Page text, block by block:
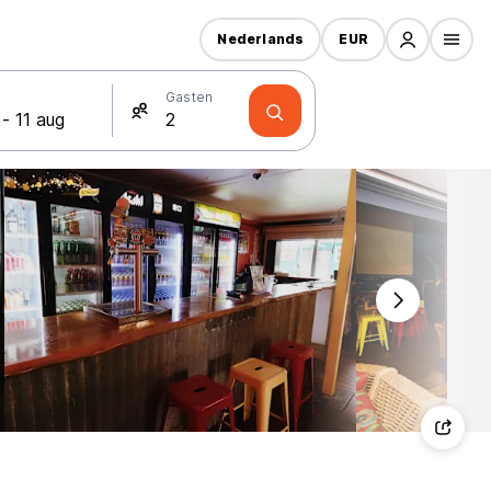
Gasten
Nederlands EUR